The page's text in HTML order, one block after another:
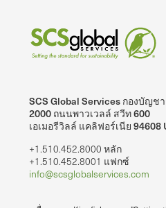
SCS Global Services กองบัญช
2000 ถนนพาวเวลล์ สวีท 600
เอเมอรีวิลล์ แคลิฟอร์เนีย 94608
+1.510.452.8000 หลัก
+1.510.452.8001 แฟกซ์
info@scsglobalservices.com